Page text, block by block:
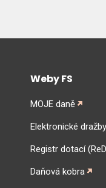
Weby FS
MOJE daně
Elektronické dražby
Registr dotací
Daňová kobra